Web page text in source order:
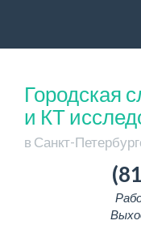
Городская
и КТ
в Санкт-